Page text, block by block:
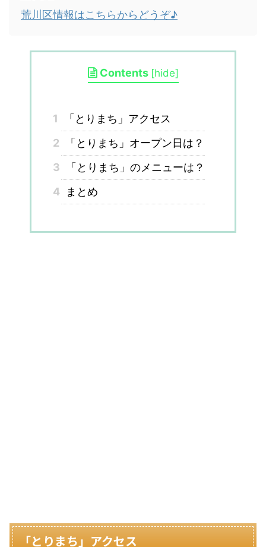
荒川区情報はこちらからどうぞ♪
Contents [hide]
1
「とりまち」アクセス
2
「とりまち」オープン日は？
3
「とりまち」のメニューは？
4
まとめ
「とりまち」アクセス